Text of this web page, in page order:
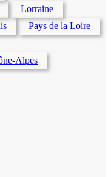
Lorraine
Pays de la Loire
Alpes